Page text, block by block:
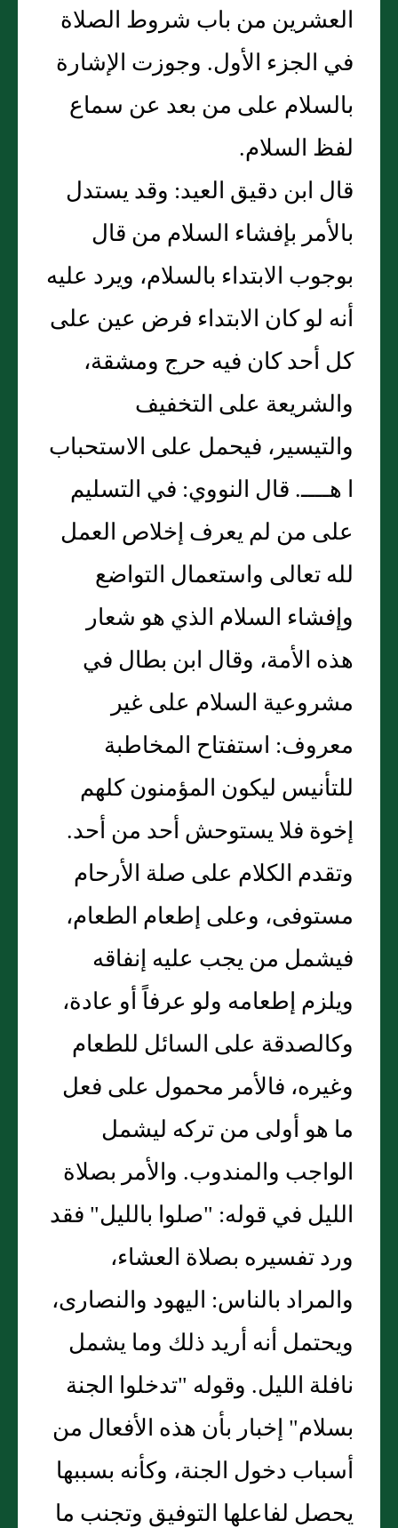
العشرين من باب شروط الصلاة
في الجزء الأول. وجوزت الإشارة
بالسلام على من بعد عن سماع
لفظ السلام.
قال ابن دقيق العيد: وقد يستدل
بالأمر بإفشاء السلام من قال
بوجوب الابتداء بالسلام، ويرد عليه
أنه لو كان الابتداء فرض عين على
كل أحد كان فيه حرج ومشقة،
والشريعة على التخفيف
والتيسير، فيحمل على الاستحباب
ا هــــ. قال النووي: في التسليم
على من لم يعرف إخلاص العمل
لله تعالى واستعمال التواضع
وإفشاء السلام الذي هو شعار
هذه الأمة، وقال ابن بطال في
مشروعية السلام على غير
معروف: استفتاح المخاطبة
للتأنيس ليكون المؤمنون كلهم
إخوة فلا يستوحش أحد من أحد.
وتقدم الكلام على صلة الأرحام
مستوفى، وعلى إطعام الطعام،
فيشمل من يجب عليه إنفاقه
ويلزم إطعامه ولو عرفاً أو عادة،
وكالصدقة على السائل للطعام
وغيره، فالأمر محمول على فعل
ما هو أولى من تركه ليشمل
الواجب والمندوب. والأمر بصلاة
الليل في قوله: "صلوا بالليل" فقد
ورد تفسيره بصلاة العشاء،
والمراد بالناس: اليهود والنصارى،
ويحتمل أنه أريد ذلك وما يشمل
نافلة الليل. وقوله "تدخلوا الجنة
بسلام" إخبار بأن هذه الأفعال من
أسباب دخول الجنة، وكأنه بسببها
يحصل لفاعلها التوفيق وتجنب ما